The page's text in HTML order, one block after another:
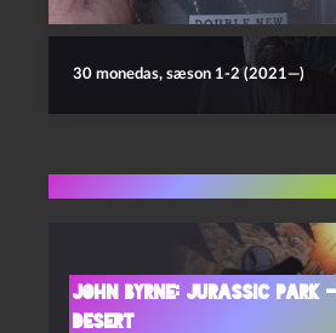
30 monedas, sæson 1-2 (2021—)
John Byrne: Jurassic Park
Desert